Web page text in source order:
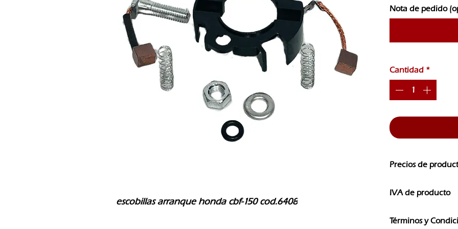
escobillas arranque honda cbf-150 cod.6408
Nota de pedido
Cantidad *
Precios de
CAMBIOS SIN
IVA de producto
IVA
Términos y